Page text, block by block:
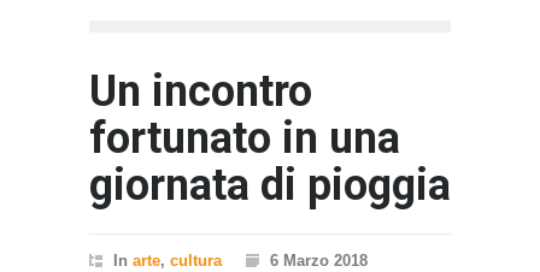
Un incontro
fortunato in una
giornata di pioggia
In arte, cultura
6 Marzo 2018